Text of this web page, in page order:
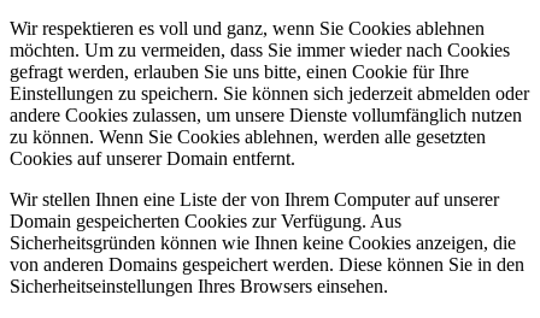
Wir respektieren es voll und ganz, wenn Sie Cookies ablehnen
möchten. Um zu vermeiden, dass Sie immer wieder nach Cookies
gefragt werden, erlauben Sie uns bitte, einen Cookie für Ihre
Einstellungen zu speichern. Sie können sich jederzeit abmelden oder
andere Cookies zulassen, um unsere Dienste vollumfänglich nutzen
zu können. Wenn Sie Cookies ablehnen, werden alle gesetzten
Cookies auf unserer Domain entfernt.
Wir stellen Ihnen eine Liste der von Ihrem Computer auf unserer
Domain gespeicherten Cookies zur Verfügung. Aus
Sicherheitsgründen können wie Ihnen keine Cookies anzeigen, die
von anderen Domains gespeichert werden. Diese können Sie in den
Sicherheitseinstellungen Ihres Browsers einsehen.